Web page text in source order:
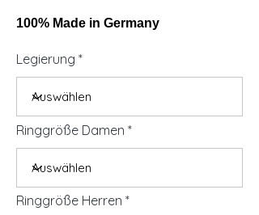
100% Made in Germany
Legierung
Ringgröße Damen
Ringgröße Herren